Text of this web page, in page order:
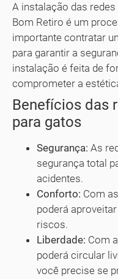
A instalação das
Bom Retiro é um
importante contratar
para garantir a
instalação é feita de
comprometer a
Benefícios das
para gatos
Segurança: As
segurança total
acidentes.
Conforto: Com
poderá
riscos.
Liberdade: Com
poderá circular
você precise se